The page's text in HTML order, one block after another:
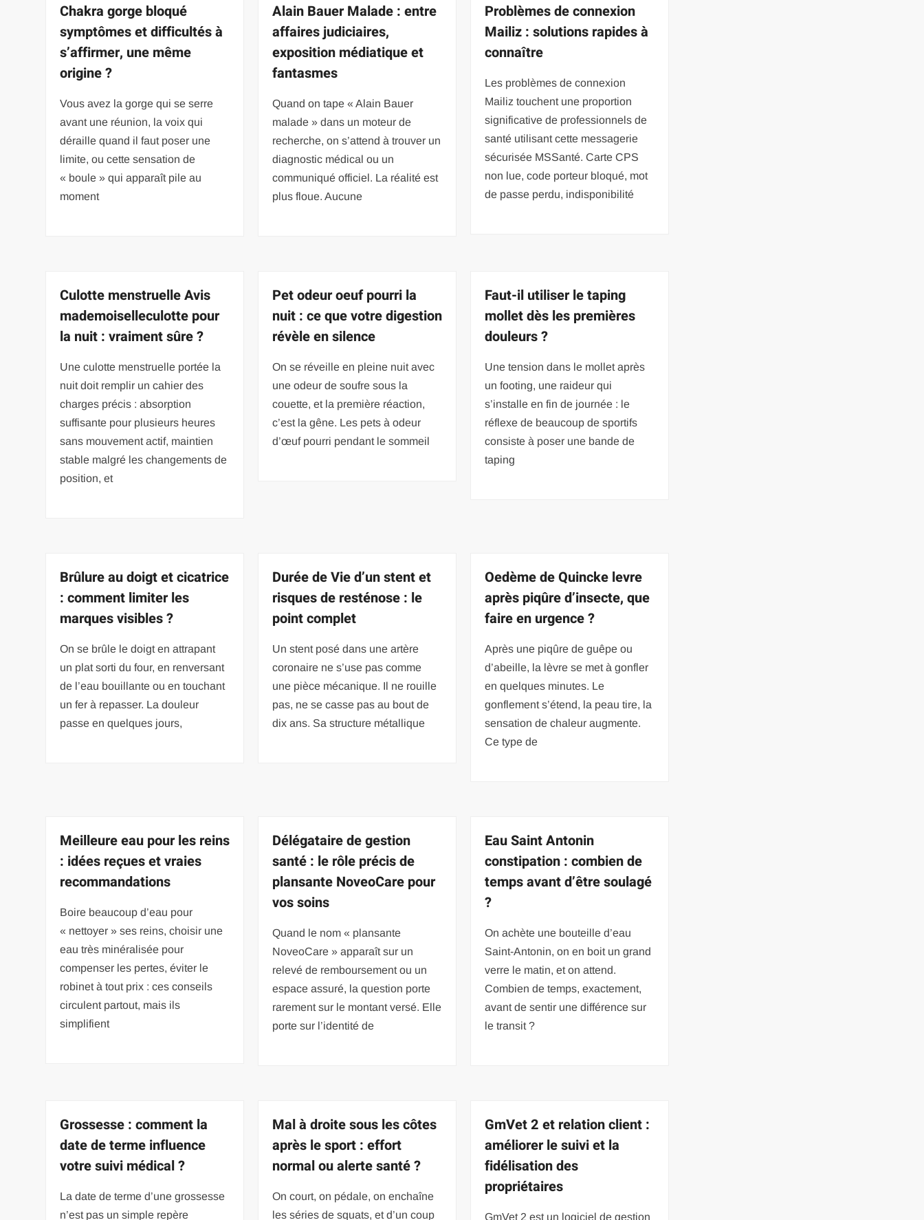
Chakra gorge bloqué
symptômes et difficultés à
s’affirmer, une même
origine ?
Vous avez la gorge qui se serre
avant une réunion, la voix qui
déraille quand il faut poser une
limite, ou cette sensation de
« boule » qui apparaît pile au
moment
Alain Bauer Malade : entre
affaires judiciaires,
exposition médiatique et
fantasmes
Quand on tape « Alain Bauer
malade » dans un moteur de
recherche, on s’attend à trouver un
diagnostic médical ou un
communiqué officiel. La réalité est
plus floue. Aucune
Problèmes de connexion
Mailiz : solutions rapides à
connaître
Les problèmes de connexion
Mailiz touchent une proportion
significative de professionnels de
santé utilisant cette messagerie
sécurisée MSSanté. Carte CPS
non lue, code porteur bloqué, mot
de passe perdu, indisponibilité
Culotte menstruelle Avis
mademoiselleculotte pour
la nuit : vraiment sûre ?
Une culotte menstruelle portée la
nuit doit remplir un cahier des
charges précis : absorption
suffisante pour plusieurs heures
sans mouvement actif, maintien
stable malgré les changements de
position, et
Pet odeur oeuf pourri la
nuit : ce que votre digestion
révèle en silence
On se réveille en pleine nuit avec
une odeur de soufre sous la
couette, et la première réaction,
c’est la gêne. Les pets à odeur
d’œuf pourri pendant le sommeil
Faut-il utiliser le taping
mollet dès les premières
douleurs ?
Une tension dans le mollet après
un footing, une raideur qui
s’installe en fin de journée : le
réflexe de beaucoup de sportifs
consiste à poser une bande de
taping
Brûlure au doigt et cicatrice
: comment limiter les
marques visibles ?
On se brûle le doigt en attrapant
un plat sorti du four, en renversant
de l’eau bouillante ou en touchant
un fer à repasser. La douleur
passe en quelques jours,
Durée de Vie d’un stent et
risques de resténose : le
point complet
Un stent posé dans une artère
coronaire ne s’use pas comme
une pièce mécanique. Il ne rouille
pas, ne se casse pas au bout de
dix ans. Sa structure métallique
Oedème de Quincke levre
après piqûre d’insecte, que
faire en urgence ?
Après une piqûre de guêpe ou
d’abeille, la lèvre se met à gonfler
en quelques minutes. Le
gonflement s’étend, la peau tire, la
sensation de chaleur augmente.
Ce type de
Meilleure eau pour les reins
: idées reçues et vraies
recommandations
Boire beaucoup d’eau pour
« nettoyer » ses reins, choisir une
eau très minéralisée pour
compenser les pertes, éviter le
robinet à tout prix : ces conseils
circulent partout, mais ils
simplifient
Délégataire de gestion
santé : le rôle précis de
plansante NoveoCare pour
vos soins
Quand le nom « plansante
NoveoCare » apparaît sur un
relevé de remboursement ou un
espace assuré, la question porte
rarement sur le montant versé. Elle
porte sur l’identité de
Eau Saint Antonin
constipation : combien de
temps avant d’être soulagé
?
On achète une bouteille d’eau
Saint-Antonin, on en boit un grand
verre le matin, et on attend.
Combien de temps, exactement,
avant de sentir une différence sur
le transit ?
Grossesse : comment la
date de terme influence
votre suivi médical ?
La date de terme d’une grossesse
n’est pas un simple repère
Mal à droite sous les côtes
après le sport : effort
normal ou alerte santé ?
On court, on pédale, on enchaîne
les séries de squats, et d’un coup
GmVet 2 et relation client :
améliorer le suivi et la
fidélisation des
propriétaires
GmVet 2 est un logiciel de gestion